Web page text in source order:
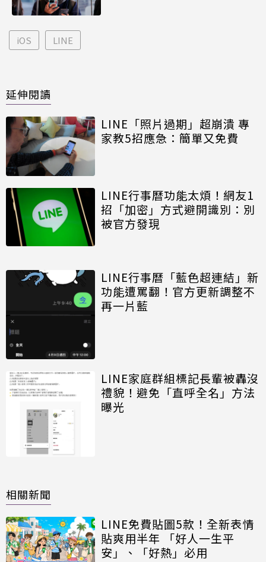
iOS LINE
延伸閱讀
LINE「照片過期」超崩潰 專
家教5招應急：簡單又免費
LINE行事曆功能太煩！網友1
招「加密」方式避開識別：別
被官方發現
LINE行事曆「藍色超連結」新
功能遭罵翻！官方更新調整不
再一片藍
LINE家庭群組標記長輩被轟沒
禮貌！避免「直呼全名」方法
曝光
相關新聞
LINE免費貼圖5款！全新表情
貼爽用半年 「好人一生平
安」、「好熱」必用